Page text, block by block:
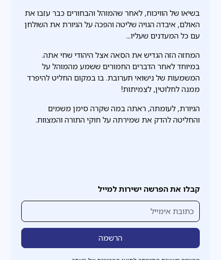
קבלו את הפרשה ישירות למייל
בשיאו של הוויכוח, לאחר שהמוהל והבחורים כבר עזבו את
האולם, איבדה הגויה שליטה והפכה על הגיורת את השולחן
עם כל המעדנים שעליו...
המחזה הזה הגדיש את הסאה אצל היהודי שחי אתה.
במיוחד לאחר הדברים החמורים ששמע מהמוהל על
המשמעות של נישואי תערובת. בו במקום החליט להיפרד
ממנה לחלוטין, לצמיתות!
הגיורת, לעומתה, ראתה במה שקרה סימן משמים
והחליטה להדק את שמירתה על חוקי התורה והמצוות.